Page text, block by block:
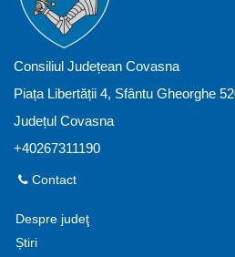
Consiliul Județean Covasna
Piața Libertății 4, Sfântu Gheorghe
Județul Covasna
+40267311190
Contact
Despre judeţ
Știri